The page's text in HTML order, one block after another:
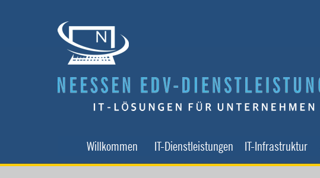
Willkommen IT-Dienstleistungen ▼
IT-Infrastruktur